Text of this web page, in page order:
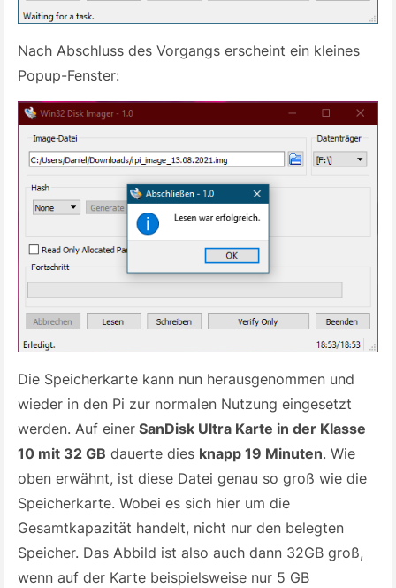
Nach Abschluss des Vorgangs erscheint ein kleines
Popup-Fenster:
Die Speicherkarte kann nun herausgenommen und
wieder in den Pi zur normalen Nutzung eingesetzt
werden. Auf einer SanDisk Ultra Karte in der Klasse
10 mit 32 GB dauerte dies knapp 19 Minuten. Wie
oben erwähnt, ist diese Datei genau so groß wie die
Speicherkarte. Wobei es sich hier um die
Gesamtkapazität handelt, nicht nur den belegten
Speicher. Das Abbild ist also auch dann 32GB groß,
wenn auf der Karte beispielsweise nur 5 GB